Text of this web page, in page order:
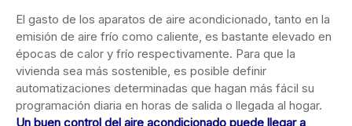
El gasto de los aparatos de aire acondicionado, tanto en la
emisión de aire frío como caliente, es bastante elevado en
épocas de calor y frío respectivamente. Para que la
vivienda sea más sostenible, es posible definir
automatizaciones determinadas que hagan más fácil su
programación diaria en horas de salida o llegada al hogar.
Un buen control del aire acondicionado puede llegar a